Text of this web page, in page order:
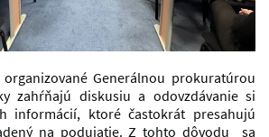
Generálnou prokuratúrou
zahŕňajú diskusiu a odovzdávanie si
informácií, ktoré častokrát presahujú
na podujatie. Z tohto dôvodu sa